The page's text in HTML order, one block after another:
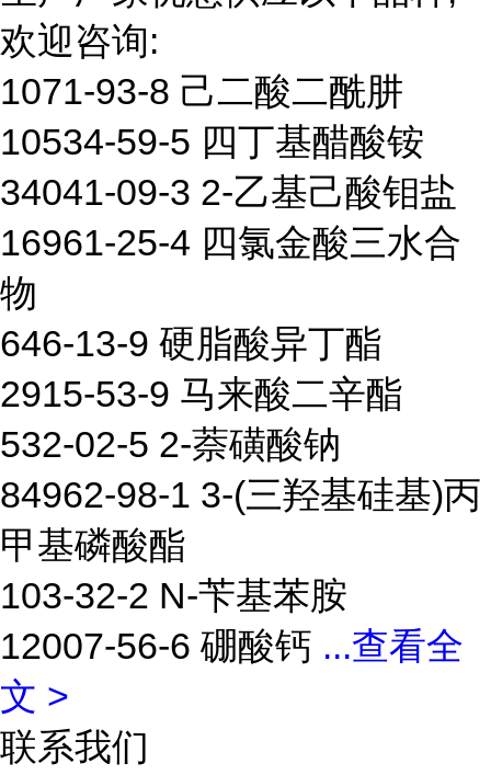
欢迎咨询:
1071-93-8 己二酸二酰肼
10534-59-5 四丁基醋酸铵
34041-09-3 2-乙基己酸钼盐
16961-25-4 四氯金酸三水合
物
646-13-9 硬脂酸异丁酯
2915-53-9 马来酸二辛酯
532-02-5 2-萘磺酸钠
84962-98-1 3-(三羟基硅基)丙
甲基磷酸酯
103-32-2 N-苄基苯胺
12007-56-6 硼酸钙 ...查看全
文 >
联系我们